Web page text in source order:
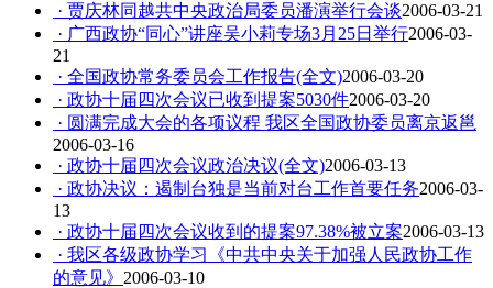
· 贾庆林同越共中央政治局委员潘演举行会谈2006-03-21
· 广西政协“同心”讲座吴小莉专场3月25日举行2006-03-
21
· 全国政协常务委员会工作报告(全文)2006-03-20
· 政协十届四次会议已收到提案5030件2006-03-20
· 圆满完成大会的各项议程 我区全国政协委员离京返邕
2006-03-16
· 政协十届四次会议政治决议(全文)2006-03-13
· 政协决议：遏制台独是当前对台工作首要任务2006-03-
13
· 政协十届四次会议收到的提案97.38%被立案2006-03-13
· 我区各级政协学习《中共中央关于加强人民政协工作
的意见》 2006-03-10